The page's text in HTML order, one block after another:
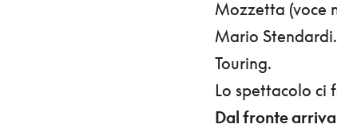
Mozzetta (voce
Mario
Touring.
Lo spettacolo ci
Dal fronte